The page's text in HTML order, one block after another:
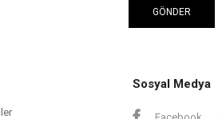
GÖNDER
Sosyal Medya